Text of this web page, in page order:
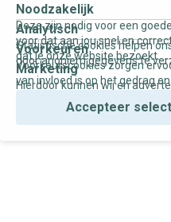
Noodzakelijk
Deze zijn nodig voor een
voor dat aan jou snel en
dat je onze website bezoekt.
Analytisch
Statistische cookies helpen
door anoniem gegevens te
Voorkeuren
Voorkeurscookies zorgen
van invloed is op het gedrag
Marketing
Hierdoor kunnen wij en
gepersonaliseerde online
Accepteer